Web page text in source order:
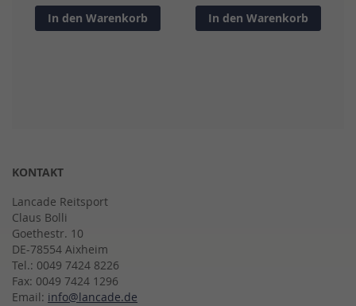
In den Warenkorb In den Warenkorb
KONTAKT
Lancade Reitsport
Claus Bolli
Goethestr. 10
DE-78554 Aixheim
Tel.: 0049 7424 8226
Fax: 0049 7424 1296
Email: info@lancade.de